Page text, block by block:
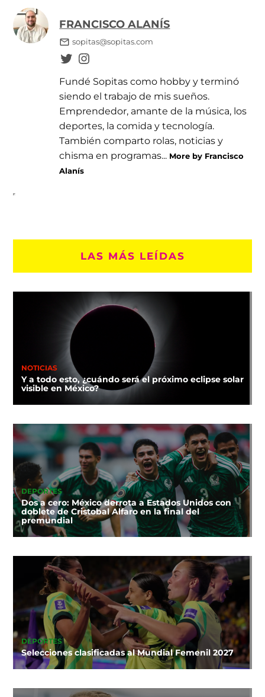
FRANCISCO ALANÍS
sopitas@sopitas.com
Fundé Sopitas como hobby y terminó
siendo el trabajo de mis sueños.
Emprendedor, amante de la música, los
deportes, la comida y tecnología.
También comparto rolas, noticias y
chisma en programas... More by Francisco
Alanís
LAS MÁS LEÍDAS
NOTICIAS
Y a todo esto, ¿cuándo será el próximo eclipse solar
visible en México?
DEPORTES
Dos a cero: México derrota a Estados Unidos con
doblete de Cristobal Alfaro en la final del
premundial
DEPORTES
Selecciones clasificadas al Mundial Femenil 2027